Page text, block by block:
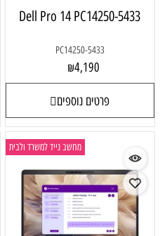
Dell Pro 14 PC14250-5433
PC14250-5433
₪4,190
פרטים נוספים
מחשב נייד למשרד ולבית